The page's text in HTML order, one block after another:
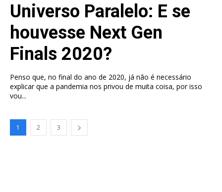
Universo Paralelo: E se
houvesse Next Gen
Finals 2020?
Penso que, no final do ano de 2020, já não é necessário
explicar que a pandemia nos privou de muita coisa, por isso
vou...
1 2 3